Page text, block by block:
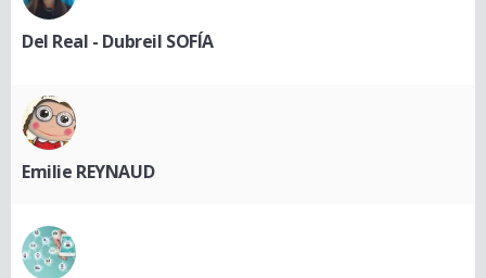
Del Real - Dubreil SOFÍA
Emilie REYNAUD